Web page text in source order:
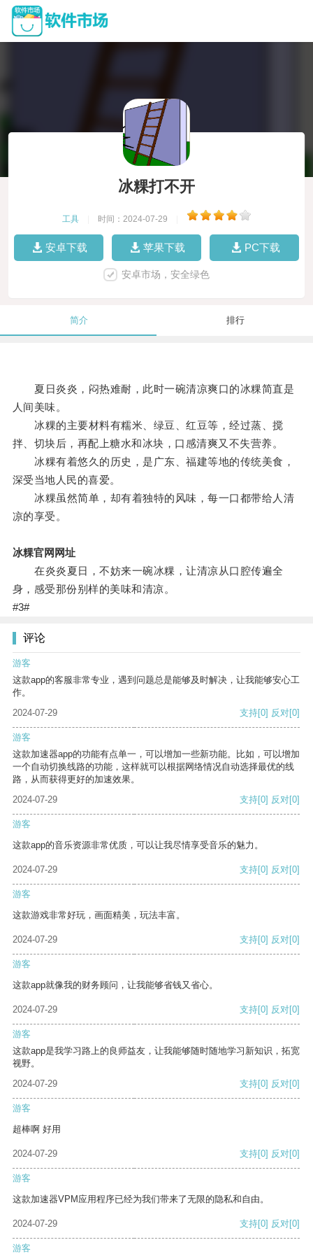
冰粿打不开
工具 时间：2024-07-29
安卓下载 苹果下载 PC下载
安卓市场，安全绿色
简介 排行
夏日炎炎，闷热难耐，此时一碗清凉爽口的冰粿简直是
人间美味。
冰粿的主要材料有糯米、绿豆、红豆等，经过蒸、搅
拌、切块后，再配上糖水和冰块，口感清爽又不失营养。
冰粿有着悠久的历史，是广东、福建等地的传统美食，
深受当地人民的喜爱。
冰粿虽然简单，却有着独特的风味，每一口都带给人清
凉的享受。
冰粿官网网址
在炎炎夏日，不妨来一碗冰粿，让清凉从口腔传遍全
身，感受那份别样的美味和清凉。
#3#
评论
游客
这款app的客服非常专业，遇到问题总是能够及时解决，让我能够安心工
作。
2024-07-29
支持[0] 反对[0]
游客
这款加速器app的功能有点单一，可以增加一些新功能。比如，可以增加
一个自动切换线路的功能，这样就可以根据网络情况自动选择最优的线
路，从而获得更好的加速效果。
2024-07-29
支持[0] 反对[0]
游客
这款app的音乐资源非常优质，可以让我尽情享受音乐的魅力。
2024-07-29 支持[0] 反对[0]
游客
这款游戏非常好玩，画面精美，玩法丰富。
2024-07-29 支持[0] 反对[0]
游客
这款app就像我的财务顾问，让我能够省钱又省心。
2024-07-29 支持[0] 反对[0]
游客
这款app是我学习路上的良师益友，让我能够随时随地学习新知识，拓宽
视野。
2024-07-29
支持[0] 反对[0]
游客
超棒啊 好用
2024-07-29 支持[0] 反对[0]
游客
这款加速器VPM应用程序已经为我们带来了无限的隐私和自由。
2024-07-29 支持[0] 反对[0]
游客